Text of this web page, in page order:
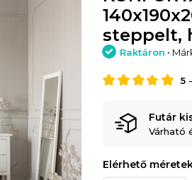
steppelt,
Raktáron •
5
Futár
Várható
Elérhető